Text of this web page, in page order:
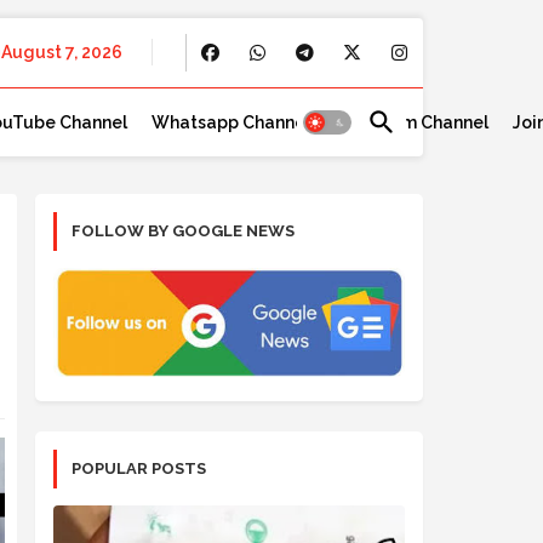
August 7, 2026
Channel Whatsapp Channel Telegram Channel
FOLLOW BY GOOGLE NEWS
POPULAR POSTS